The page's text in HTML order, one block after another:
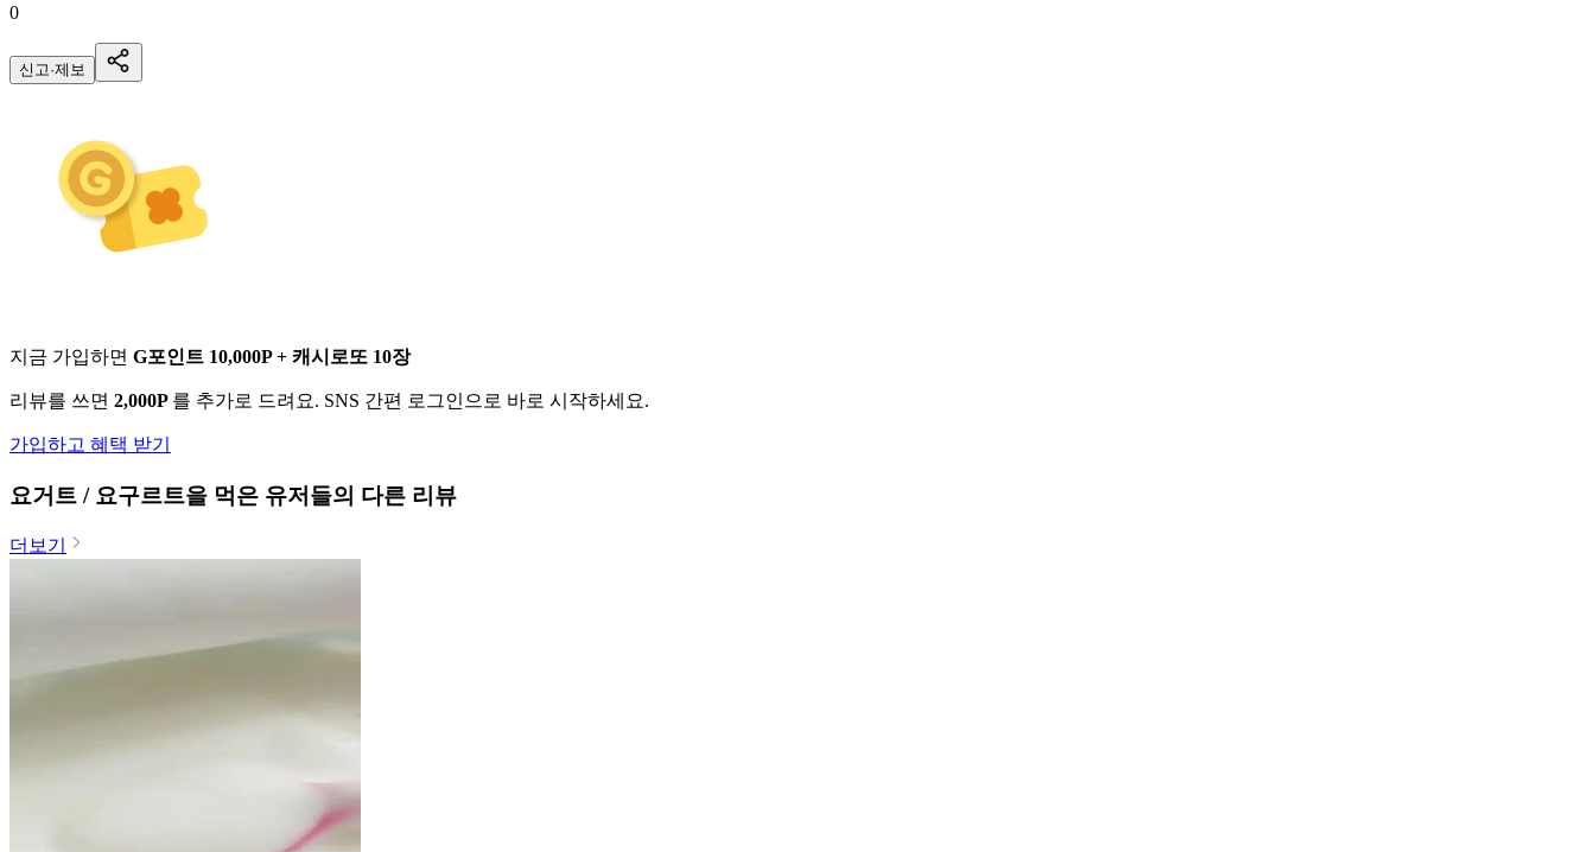
0
신고·제보
지금 가입하면 G포인트 10,000P + 캐시로또 10장
리뷰를 쓰면 2,000P 를 추가로 드려요. SNS 간편 로그인으로 바로 시작하세요.
가입하고 혜택 받기
요거트 / 요구르트을 먹은 유저들의 다른 리뷰
더보기